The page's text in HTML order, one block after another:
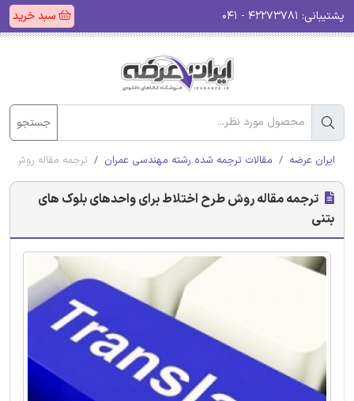
پشتیبانی: سبد خرید
جستجو
ایران عرضه مقالات ترجمه شده رشته مهندسی عمران ترجمه مقاله روش
ترجمه مقاله روش طرح اختلاط برای واحدهای بلوک های
بتنی